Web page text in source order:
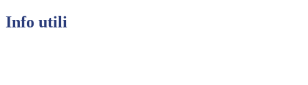
Info utili